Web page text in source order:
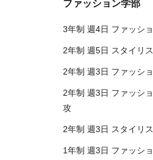
ファッション学部
3年制 週4日 ファッシ
2年制 週5日 スタイリ
2年制 週3日 ファッシ
2年制 週3日 ファッシ
攻
2年制 週3日 スタイリ
1年制 週3日 ファッシ